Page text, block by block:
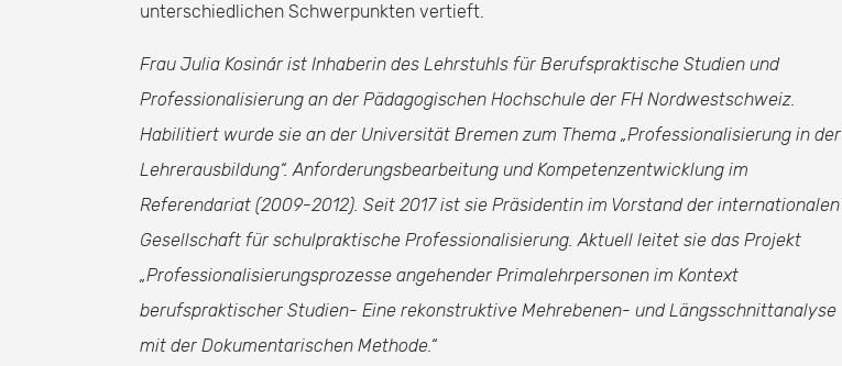
unterschiedlichen Schwerpunkten vertieft.
Frau Julia Kosinár ist Inhaberin des Lehrstuhls für Berufspraktische Studien und
Professionalisierung an der Pädagogischen Hochschule der FH Nordwestschweiz.
Habilitiert wurde sie an der Universität Bremen zum Thema „Professionalisierung in der
Lehrerausbildung“. Anforderungsbearbeitung und Kompetenzentwicklung im
Referendariat (2009-2012). Seit 2017 ist sie Präsidentin im Vorstand der internationalen
Gesellschaft für schulpraktische Professionalisierung. Aktuell leitet sie das Projekt
„Professionalisierungsprozesse angehender Primalehrpersonen im Kontext
berufspraktischer Studien- Eine rekonstruktive Mehrebenen- und Längsschnittanalyse
mit der Dokumentarischen Methode.“